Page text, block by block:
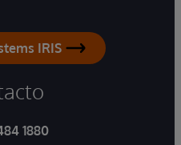
IRIS
1880